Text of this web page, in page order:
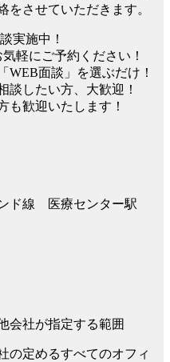
をさせていただきます。
実施中！
軽にご予約ください！
WEB面談」を選ぶだけ！
談したい方、大歓迎！
も歓迎いたします！
ド線 医療センター駅
会社が指定する範囲
の定めるすべてのオフィ